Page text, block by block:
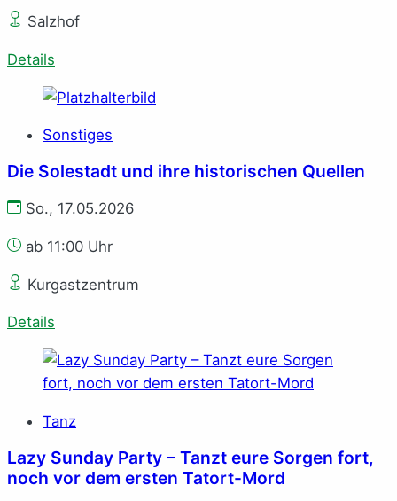
Salzhof
Details
Sonstiges
Die Solestadt und ihre historischen Quellen
So., 17.05.2026
ab 11:00 Uhr
Kurgastzentrum
Details
Tanz
Lazy Sunday Party – Tanzt eure Sorgen fort,
noch vor dem ersten Tatort-Mord